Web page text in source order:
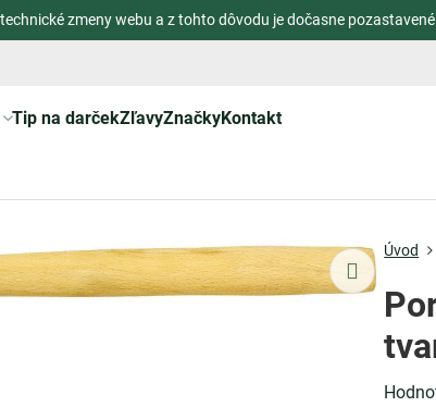
zmeny webu a z tohto dôvodu je dočasne
Tip na darčekZľavyZnačkyKontakt
Úvod